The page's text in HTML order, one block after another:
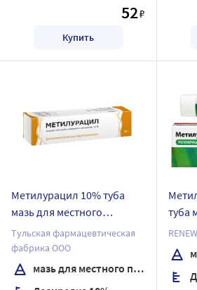
52₽
Купить
Метилурацил 10% туба
мазь для местного
применения 25 гр
Тульская фармацевтическая
фабрика ООО
мазь для местного применения
туба
гр